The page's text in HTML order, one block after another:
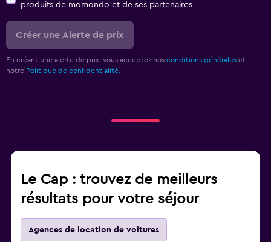
produits de momondo et de ses partenaires
Créer une Alerte de prix
En créant une alerte de prix, vous acceptez nos conditions générales et
notre Politique de confidentialité.
Le Cap : trouvez de meilleurs
résultats pour votre séjour
Agences de location de voitures